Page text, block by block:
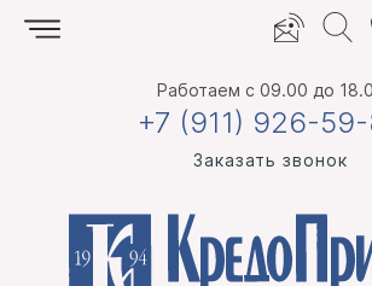
Работаем с 09.00 до
+7 (911) 926-
Заказать звонок